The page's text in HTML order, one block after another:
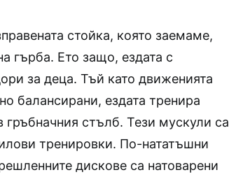
стойка, която заемаме,
гърба. Ето защо, ездата с
за деца. Тъй като движенията
балансирани, ездата тренира
стълб. Тези мускули са
тренировки. По-нататъшни
дискове са натоварени